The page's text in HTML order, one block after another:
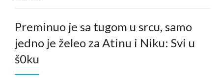
Preminuo je sa tugom u srcu, samo
jedno je želeo za Atinu i Niku: Svi u
š0ku